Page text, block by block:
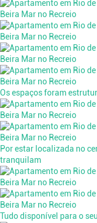
Os espaços foram
Por estar localizada no
tranquilam
Tudo disponível para o